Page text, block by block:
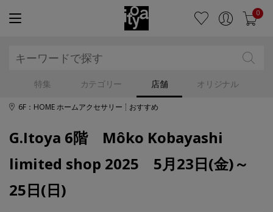
0
特集 カテゴリー 店舗 オリジナル
6F：HOME ホームアクセサリー おすすめ
G.Itoya 6階 Môko Kobayashi
limited shop 2025 5月23日(金)～
25日(日)